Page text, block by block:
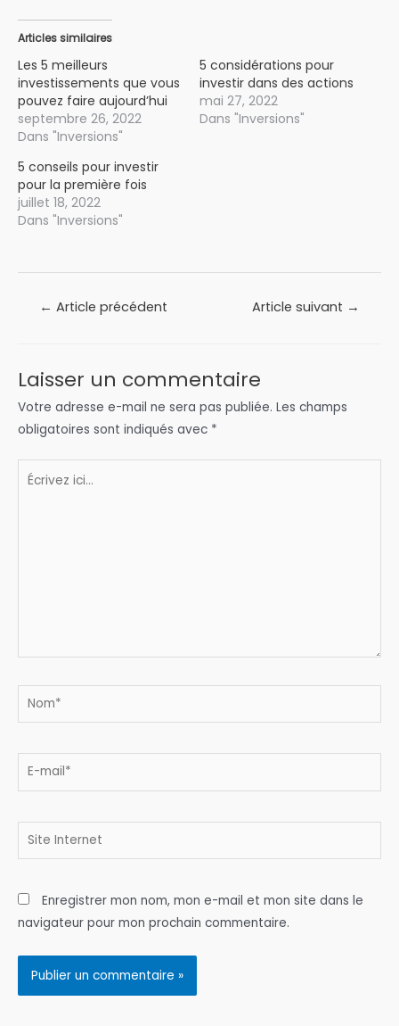
Articles similaires
Les 5 meilleurs
investissements que vous
pouvez faire aujourd’hui
septembre 26, 2022
Dans "Inversions"
5 considérations pour
investir dans des actions
mai 27, 2022
Dans "Inversions"
5 conseils pour investir
pour la première fois
juillet 18, 2022
Dans "Inversions"
Navigation
← Article précédent Article suivant →
Laisser un commentaire
Votre adresse e-mail ne sera pas publiée. Les champs
obligatoires sont indiqués avec *
Écrivez
Nom*
E-
Site
Enregistrer mon nom, mon e-mail et mon site dans le
navigateur pour mon prochain commentaire.